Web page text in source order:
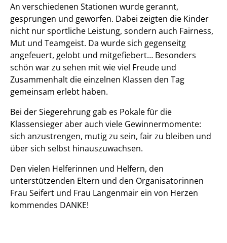
An verschiedenen Stationen wurde gerannt,
gesprungen und geworfen. Dabei zeigten die Kinder
nicht nur sportliche Leistung, sondern auch Fairness,
Mut und Teamgeist. Da wurde sich gegenseitg
angefeuert, gelobt und mitgefiebert… Besonders
schön war zu sehen mit wie viel Freude und
Zusammenhalt die einzelnen Klassen den Tag
gemeinsam erlebt haben.
Bei der Siegerehrung gab es Pokale für die
Klassensieger aber auch viele Gewinnermomente:
sich anzustrengen, mutig zu sein, fair zu bleiben und
über sich selbst hinauszuwachsen.
Den vielen Helferinnen und Helfern, den
unterstützenden Eltern und den Organisatorinnen
Frau Seifert und Frau Langenmair ein von Herzen
kommendes DANKE!